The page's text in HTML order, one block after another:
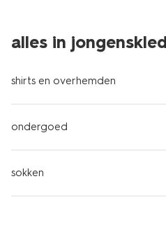
alles in
shirts en overhemden
ondergoed
sokken